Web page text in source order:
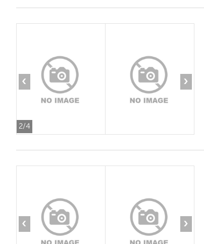
2/4
‹ ›
‹ ›